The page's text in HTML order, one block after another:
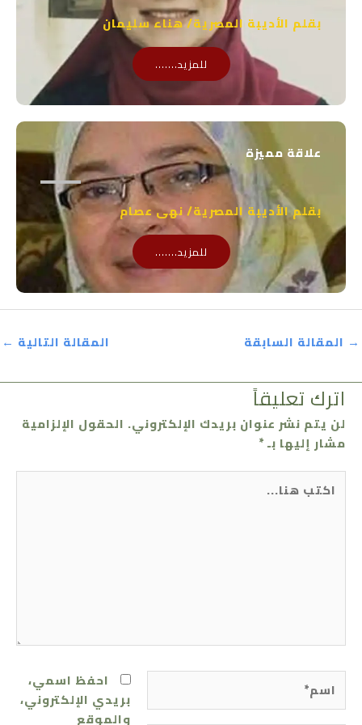
بقلم الأديبة المصرية/ هناء سليمان
للمزيد.......
علاقة مميزة
بقلم الأديبة المصرية/ نهى عصام
للمزيد.......
→ المقالة السابقة المقالة التالية ←
اترك تعليقاً
لن يتم نشر عنوان بريدك الإلكتروني. الحقول الإلزامية
مشار إليها بـ*
اكتب
هنا...
احفظ اسمي،
بريدي الإلكتروني،
والموقع